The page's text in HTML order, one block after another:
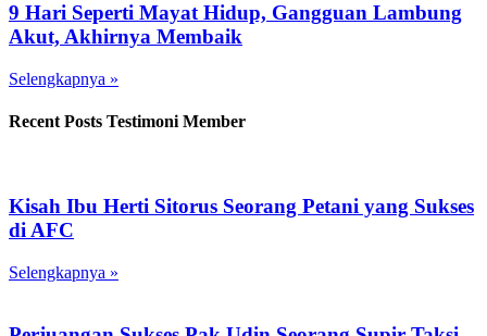
9 Hari Seperti Mayat Hidup, Gangguan Lambung
Akut, Akhirnya Membaik
Selengkapnya »
Recent Posts Testimoni Member
Kisah Ibu Herti Sitorus Seorang Petani yang Sukses
di AFC
Selengkapnya »